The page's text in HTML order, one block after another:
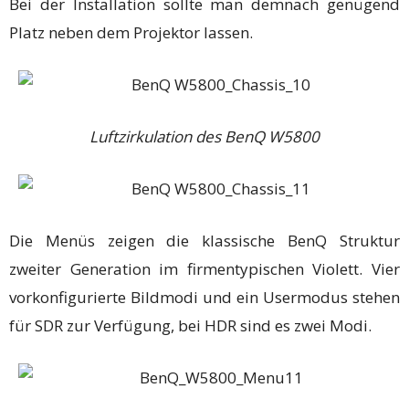
Platz neben dem Projektor lassen.
Luftzirkulation des BenQ W5800
Die Menüs zeigen die klassische BenQ Struktur
zweiter Generation im firmentypischen Violett. Vier
vorkonfigurierte Bildmodi und ein Usermodus stehen
für SDR zur Verfügung, bei HDR sind es zwei Modi.